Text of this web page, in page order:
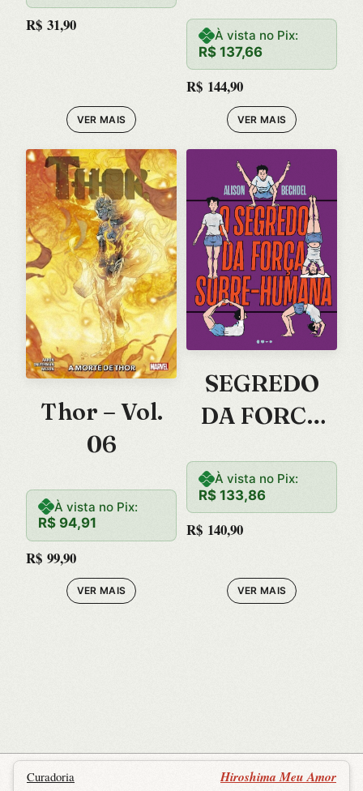
R$ 31,90
VER MAIS
NARIA –
ROMANCE
GRAFICO
À vista no Pix:
R$ 137,66
R$ 144,90
VER MAIS
Thor – Vol.
06
À vista no Pix:
R$ 94,91
R$ 99,90
VER MAIS
SEGREDO
DA FORCA
HUMANA, O
À vista no Pix:
R$ 133,86
R$ 140,90
VER MAIS
Curadoria Hiroshima Meu Amor